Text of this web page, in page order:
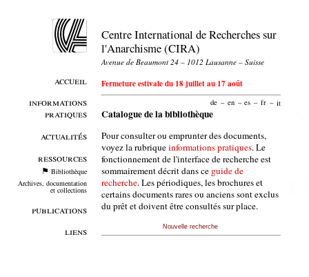
accueil
informations
pratiques
actualités
ressources
Bibliothèque
Archives, documentation
et collections
publications
liens
Centre International de Recherches sur
l'Anarchisme (CIRA)
Avenue de Beaumont 24 – 1012 Lausanne – Suisse
Fermeture estivale du 18 juillet au 17 août
de – en – es – fr – it
Catalogue de la bibliothèque
Pour consulter ou emprunter des documents,
voyez la rubriqueinformations pratiques. Le
fonctionnement de l'interface de recherche est
sommairement décrit dans ce guide de
recherche. Les périodiques, les brochures et
certains documents rares ou anciens sont exclus
du prêt et doivent être consultés sur place.
Nouvelle recherche